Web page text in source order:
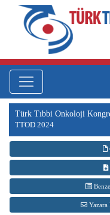
Türk Tıbbi Onkoloji
TTOD 2024
Yazara